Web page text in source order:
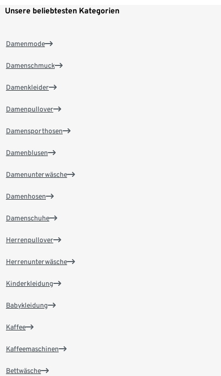
Unsere beliebtesten Kategorien
Damenmode
Damenschmuck
Damenkleider
Damenpullover
Damensporthosen
Damenblusen
Damenunterwäsche
Damenhosen
Damenschuhe
Herrenpullover
Herrenunterwäsche
Kinderkleidung
Babykleidung
Kaffee
Kaffeemaschinen
Bettwäsche